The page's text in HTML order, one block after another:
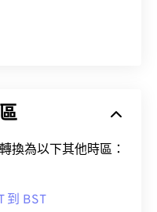
換為以下其他時區：
到 BST